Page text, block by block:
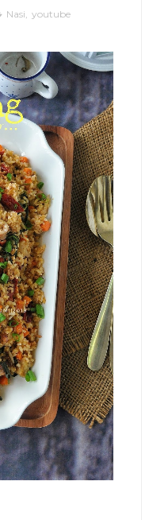
Nasi youtube